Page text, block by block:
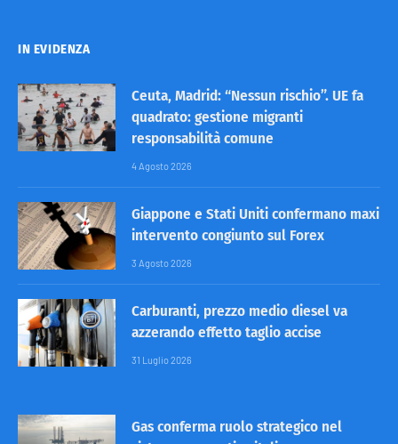
IN EVIDENZA
Ceuta, Madrid: “Nessun rischio”. UE fa
quadrato: gestione migranti
responsabilità comune
4 Agosto 2026
Giappone e Stati Uniti confermano maxi
intervento congiunto sul Forex
3 Agosto 2026
Carburanti, prezzo medio diesel va
azzerando effetto taglio accise
31 Luglio 2026
Gas conferma ruolo strategico nel